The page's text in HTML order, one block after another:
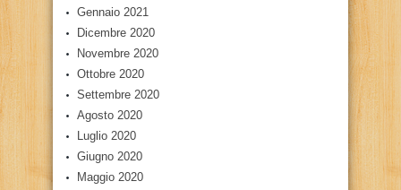
Gennaio 2021
Dicembre 2020
Novembre 2020
Ottobre 2020
Settembre 2020
Agosto 2020
Luglio 2020
Giugno 2020
Maggio 2020